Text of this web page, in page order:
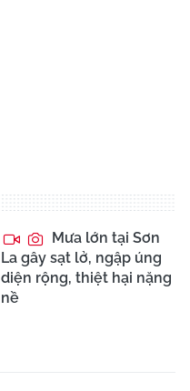
Mưa lớn tại Sơn
La gây sạt lở, ngập úng
diện rộng, thiệt hại nặng
nề